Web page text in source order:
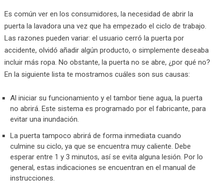
Es común ver en los consumidores, la necesidad de abrir la
puerta la lavadora una vez que ha empezado el ciclo de trabajo.
Las razones pueden variar: el usuario cerró la puerta por
accidente, olvidó añadir algún producto, o simplemente deseaba
incluir más ropa. No obstante, la puerta no se abre, ¿por qué no?
En la siguiente lista te mostramos cuáles son sus causas:
Al iniciar su funcionamiento y el tambor tiene agua, la puerta
no abrirá. Este sistema es programado por el fabricante, para
evitar una inundación.
La puerta tampoco abrirá de forma inmediata cuando
culmine su ciclo, ya que se encuentra muy caliente. Debe
esperar entre 1 y 3 minutos, así se evita alguna lesión. Por lo
general, estas indicaciones se encuentran en el manual de
instrucciones.